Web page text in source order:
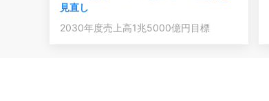
見直し
2030年度売上高1兆5000億円目標